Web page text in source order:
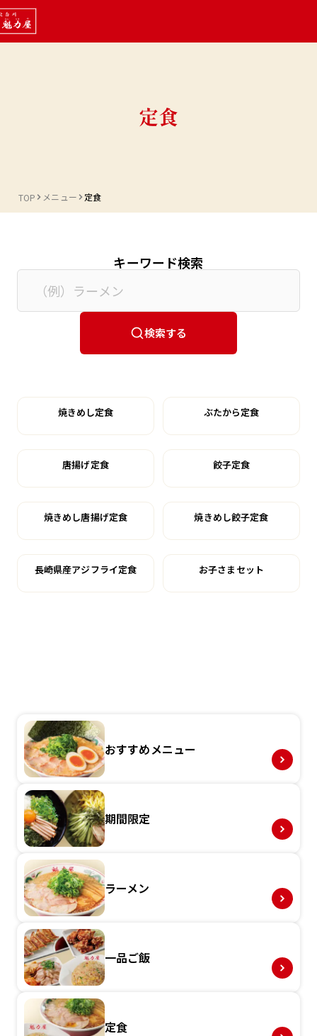
定食
TOP メニュー 定食
キーワード検索
検索する
焼きめし定食 ぶたから定食
唐揚げ定食 餃子定食
焼きめし唐揚げ定食 焼きめし餃子定食
長崎県産アジフライ定食 お子さまセット
おすすめメニュー
期間限定
ラーメン
一品ご飯
定食